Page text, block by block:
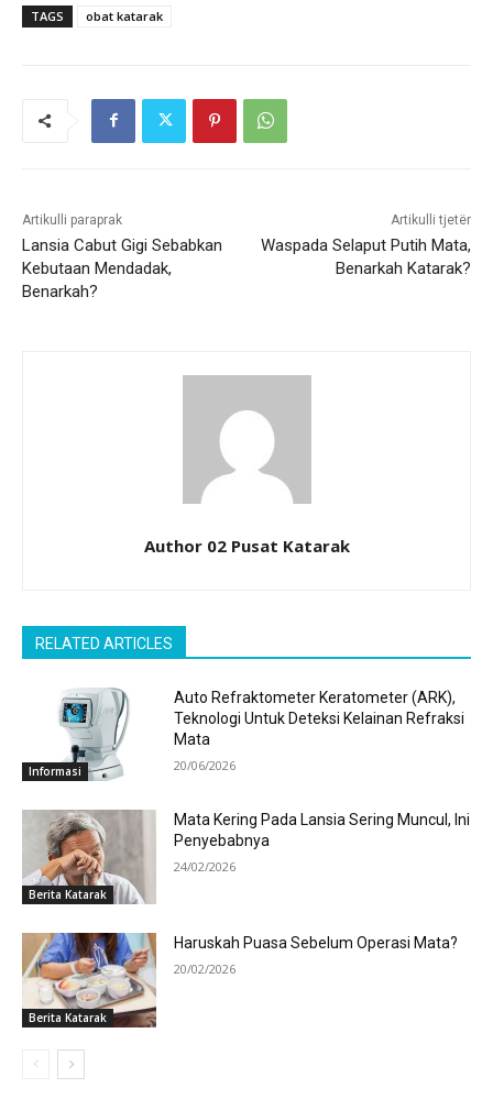
TAGS obat katarak
Artikulli paraprak
Lansia Cabut Gigi Sebabkan
Kebutaan Mendadak,
Benarkah?
Artikulli tjetër
Waspada Selaput Putih Mata,
Benarkah Katarak?
Author 02 Pusat Katarak
RELATED ARTICLES
Informasi
Auto Refraktometer Keratometer (ARK),
Teknologi Untuk Deteksi Kelainan Refraksi
Mata
20/06/2026
Berita Katarak
Mata Kering Pada Lansia Sering Muncul, Ini
Penyebabnya
24/02/2026
Berita Katarak
Haruskah Puasa Sebelum Operasi Mata?
20/02/2026